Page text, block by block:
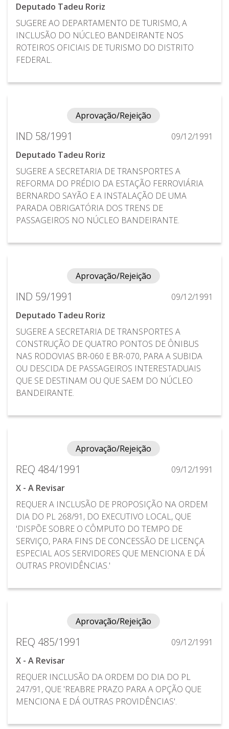
Deputado Tadeu Roriz
SUGERE AO DEPARTAMENTO DE TURISMO, A
INCLUSÃO DO NÚCLEO BANDEIRANTE NOS
ROTEIROS OFICIAIS DE TURISMO DO DISTRITO
FEDERAL.
Aprovação/Rejeição
IND 58/1991
09/12/1991
Deputado Tadeu Roriz
SUGERE A SECRETARIA DE TRANSPORTES A
REFORMA DO PRÉDIO DA ESTAÇÃO FERROVIÁRIA
BERNARDO SAYÃO E A INSTALAÇÃO DE UMA
PARADA OBRIGATÓRIA DOS TRENS DE
PASSAGEIROS NO NÚCLEO BANDEIRANTE.
Aprovação/Rejeição
IND 59/1991
09/12/1991
Deputado Tadeu Roriz
SUGERE A SECRETARIA DE TRANSPORTES A
CONSTRUÇÃO DE QUATRO PONTOS DE ÔNIBUS
NAS RODOVIAS BR-060 E BR-070, PARA A SUBIDA
OU DESCIDA DE PASSAGEIROS INTERESTADUAIS
QUE SE DESTINAM OU QUE SAEM DO NÚCLEO
BANDEIRANTE.
Aprovação/Rejeição
REQ 484/1991
09/12/1991
X - A Revisar
REQUER A INCLUSÃO DE PROPOSIÇÃO NA ORDEM
DIA DO PL 268/91, DO EXECUTIVO LOCAL, QUE
'DISPÕE SOBRE O CÔMPUTO DO TEMPO DE
SERVIÇO, PARA FINS DE CONCESSÃO DE LICENÇA
ESPECIAL AOS SERVIDORES QUE MENCIONA E DÁ
OUTRAS PROVIDÊNCIAS.'
Aprovação/Rejeição
REQ 485/1991
09/12/1991
X - A Revisar
REQUER INCLUSÃO DA ORDEM DO DIA DO PL
247/91, QUE 'REABRE PRAZO PARA A OPÇÃO QUE
MENCIONA E DÁ OUTRAS PROVIDÊNCIAS'.